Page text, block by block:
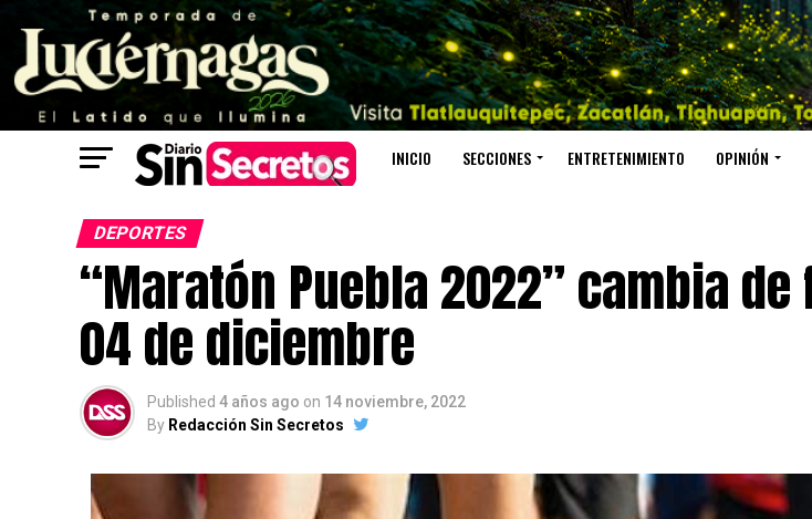
INICIO SECCIONES ENTRETENIMIENTO OPINIÓN
DEPORTES
“Maratón Puebla 2022” cambia de
04 de diciembre
Published 4 años ago on 14 noviembre, 2022
By Redacción Sin Secretos